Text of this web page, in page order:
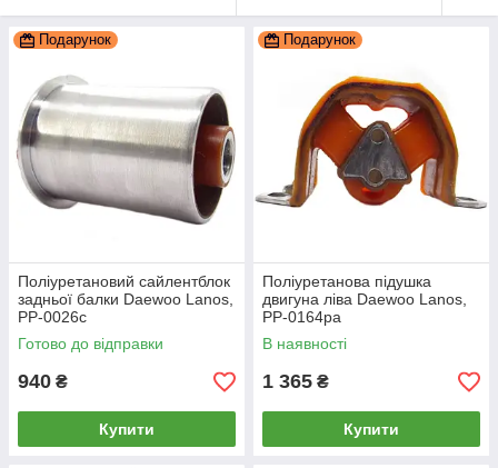
Подарунок
Поліуретановий сайлентблок
задньої балки Daewoo Lanos,
PP-0026c
Готово до відправки
940 ₴
Купити
Подарунок
Поліуретанова підушка
двигуна ліва Daewoo Lanos,
PP-0164pa
В наявності
1 365 ₴
Купити